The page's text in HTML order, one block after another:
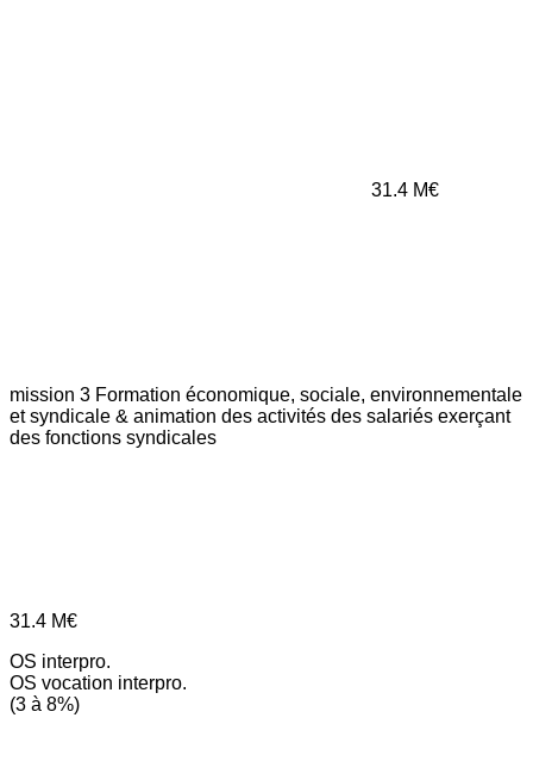
31.4 M€
mission 3 Formation économique, sociale, environnementale
et syndicale & animation des activités des salariés exerçant
des fonctions syndicales
31.4 M€
OS interpro.
OS vocation interpro.
(3 à 8%)